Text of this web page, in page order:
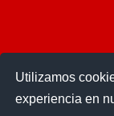
Utilizamos
experiencia en